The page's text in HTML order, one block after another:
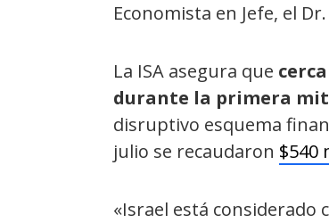
Economista en Jefe, el
La ISA asegura que
durante la primera
disruptivo esquema
julio se recaudaron $540
«Israel está considerado